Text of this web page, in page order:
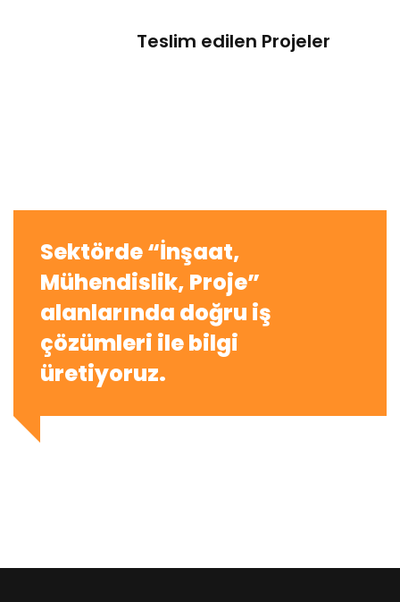
Teslim edilen Projeler
Sektörde “İnşaat,
Mühendislik, Proje”
alanlarında doğru iş
çözümleri ile bilgi
üretiyoruz.